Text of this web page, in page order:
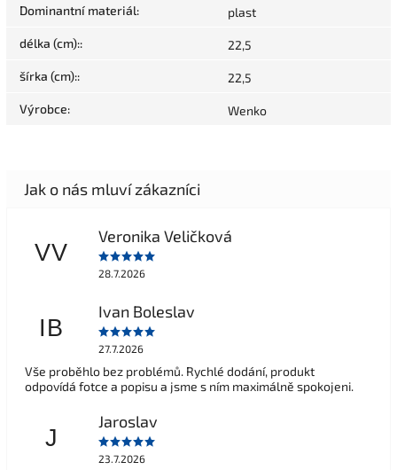
Dominantní materiál: plast
délka (cm):: 22,5
šírka (cm):: 22,5
Výrobce: Wenko
VV
Veronika Veličková
28.7.2026
IB
Ivan Boleslav
27.7.2026
Vše proběhlo bez problémů. Rychlé dodání, produkt
odpovídá fotce a popisu a jsme s ním maximálně spokojeni.
J
Jaroslav
23.7.2026